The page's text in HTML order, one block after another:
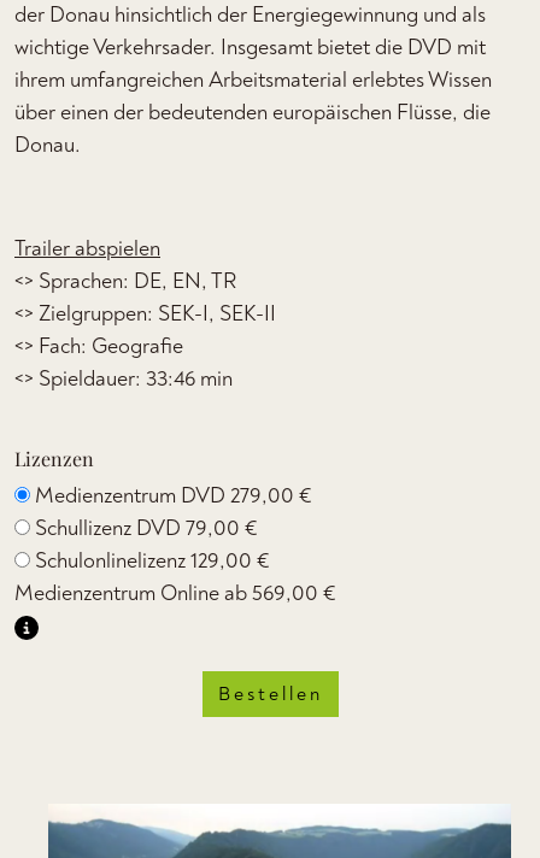
der Donau hinsichtlich der Energiegewinnung und als
wichtige Verkehrsader. Insgesamt bietet die DVD mit
ihrem umfangreichen Arbeitsmaterial erlebtes Wissen
über einen der bedeutenden europäischen Flüsse, die
Donau.
Trailer abspielen
<> Sprachen: DE, EN, TR
<> Zielgruppen: SEK-I, SEK-II
<> Fach: Geografie
<> Spieldauer: 33:46 min
Lizenzen
Medienzentrum DVD 279,00 €
Schullizenz DVD 79,00 €
Schulonlinelizenz129,00 €
Medienzentrum Online ab569,00 €
Bestellen